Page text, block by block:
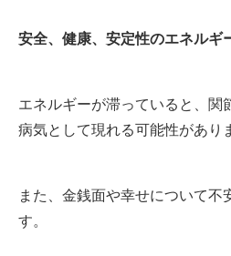
安全、健康、安定性のエネルギ
エネルギーが滞っていると、関
病気として現れる可能性があり
また、金銭面や幸せについて不
す。